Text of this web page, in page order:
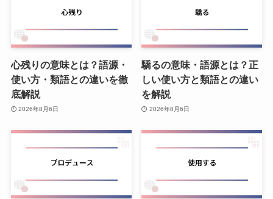
心残りの意味とは？語源・
使い方・類語との違いを徹
底解説
2026年8月6日
驕るの意味・語源とは？正
しい使い方と類語との違い
を解説
2026年8月6日